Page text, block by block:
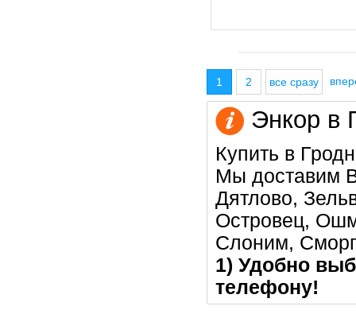
1 2 все сразу
Энкор в
Купить в
Мы доставим
Дятлово,
Островец,
Слоним,
1) Удобно
телефону!